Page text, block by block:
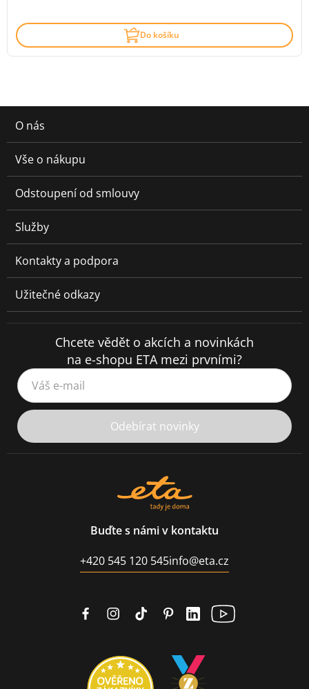
Do košíku
O nás
Vše o nákupu
Odstoupení od smlouvy
Služby
Kontakty a podpora
Užitečné odkazy
Chcete vědět o akcích a novinkách
na e-shopu ETA mezi prvními?
Váš e-mail
Odebírat novinky
Buďte s námi v kontaktu
+420 545 120 545info@eta.cz